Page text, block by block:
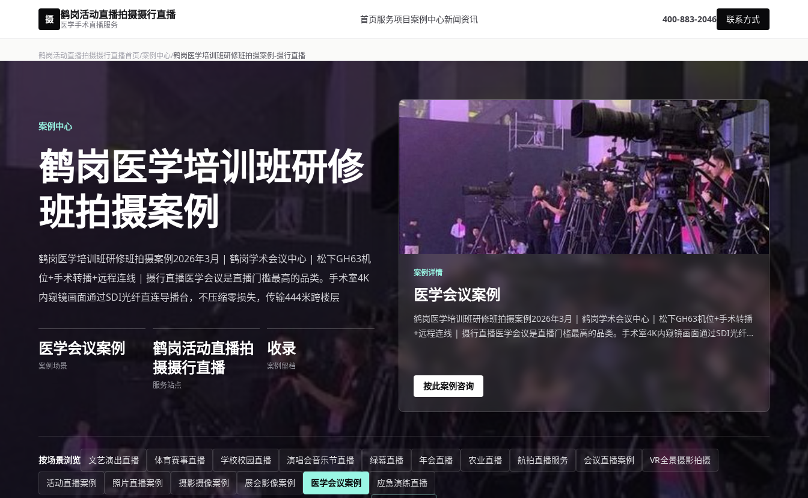
摄 鹤岗活动直播拍摄摄行直播
医学手术直播服务
首页服务项目案例中心新闻资讯 400-883-2046 联系方式
鹤岗活动直播拍摄摄行直播首页/案例中心/鹤岗医学培训班研修班拍摄案例-摄行直播
案例中心
鹤岗医学培训班研修
班拍摄案例
鹤岗医学培训班研修班拍摄案例2026年3月 | 鹤岗学术会议中心 | 松下GH63机
位+手术转播+远程连线 | 摄行直播医学会议是直播门槛最高的品类。手术室4K
内窥镜画面通过SDI光纤直连导播台，不压缩零损失，传输444米跨楼层
医学会议案例
案例场景
鹤岗活动直播拍
摄摄行直播
服务站点
收录
案例留档
案例详情
医学会议案例
鹤岗医学培训班研修班拍摄案例2026年3月 | 鹤岗学术会议中心 | 松下GH63机位+手术转播
+远程连线 | 摄行直播医学会议是直播门槛最高的品类。手术室4K内窥镜画面通过SDI光纤
按此案例咨询
按场景浏览 文艺演出直播 体育赛事直播 学校校园直播 演唱会音乐节直播 绿幕直播 年会直播 农业直播 航拍直播服务 会议直播案例
VR全景摄影拍摄
活动直播案例
照片直播案例 摄影摄像案例 展会影像案例 医学会议案例
应急演练直播